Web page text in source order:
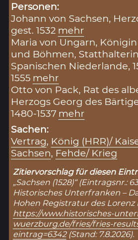
Personen:
Johann von Sachsen,
gest. 1532 mehr
Maria von Ungarn,
und Böhmen,
Spanischen Niederlande,
1555 mehr
Otto von Pack, Rat des
Herzogs Georg des
1480-1537 mehr
Sachen:
Vertrag, König (HRR)/
Sachsen, Fehde/ Krieg
Zitiervorschlag für diesen
„Sachsen (1528)“ (Eintragsnr.:
Historisches Unterfranken –
Hohen Registratur des Lorenz
https://www.historisches-
wuerzburg.de/fries/fries-
eintrag=6342(Stand: 7.8.2026).